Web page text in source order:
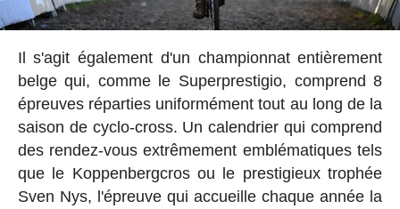
Il s'agit également d'un championnat entièrement
belge qui, comme le Superprestigio, comprend 8
épreuves réparties uniformément tout au long de la
saison de cyclo-cross. Un calendrier qui comprend
des rendez-vous extrêmement emblématiques tels
que le Koppenbergcros ou le prestigieux trophée
Sven Nys, l'épreuve qui accueille chaque année la